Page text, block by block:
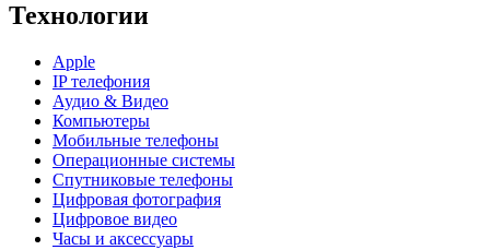
Технологии
Apple
IP телефония
Аудио & Видео
Компьютеры
Мобильные телефоны
Операционные системы
Спутниковые телефоны
Цифровая фотография
Цифровое видео
Часы и аксессуары